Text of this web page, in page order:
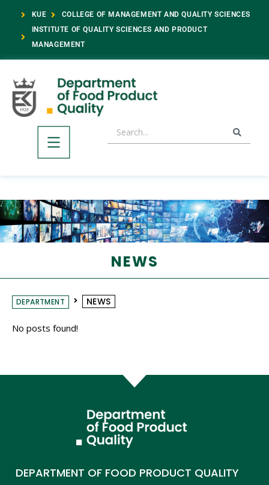
KUE
COLLEGE OF MANAGEMENT AND QUALITY SCIENCES
INSTITUTE OF QUALITY SCIENCES AND PRODUCT
MANAGEMENT
NEWS
DEPARTMENT NEWS
No posts found!
DEPARTMENT OF FOOD PRODUCT QUALITY